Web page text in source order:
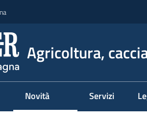
Agricoltura,
Novità Servizi